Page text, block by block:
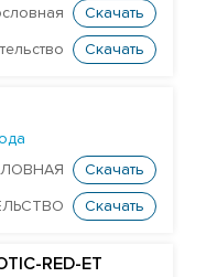
Скачать
Скачать
Скачать
Скачать
RED-ET